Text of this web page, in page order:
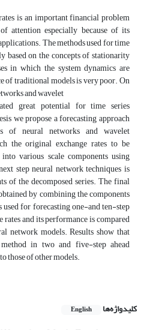
is an important financial problem
attention especially because of its
The methods used for time
based on the concepts of stationarity
in which the system dynamics are
of traditional models is very poor. On
and wavelet
great potential for time series
we propose a forecasting approach
of neural networks and wavelet
the original exchange rates to be
various scale components using
step neural network techniques is
of the decomposed series. The final
by combining the components
used for forecasting one-and ten-step
and its performance is compared
network models. Results show that
in two and five-step ahead
those of other models.
کلیدواژه‌ها English